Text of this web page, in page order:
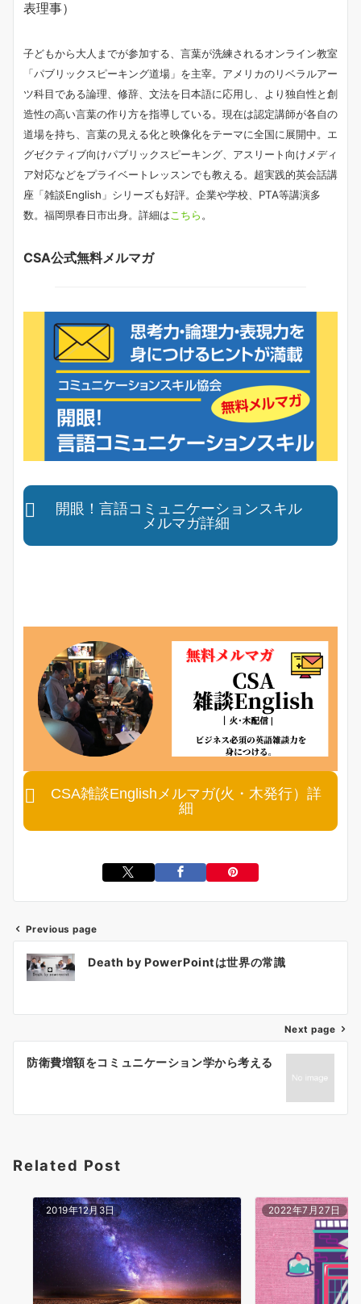
表理事）
子どもから大人までが参加する、言葉が洗練されるオンライン教室
「パブリックスピーキング道場」を主宰。アメリカのリベラルアー
ツ科目である論理、修辞、文法を日本語に応用し、より独自性と創
造性の高い言葉の作り方を指導している。現在は認定講師が各自の
道場を持ち、言葉の見える化と映像化をテーマに全国に展開中。エ
グゼクティブ向けパブリックスピーキング、アスリート向けメディ
ア対応などをプライベートレッスンでも教える。超実践的英会話講
座「雑談English」シリーズも好評。企業や学校、PTA等講演多
数。福岡県春日市出身。詳細はこちら。
CSA公式無料メルマガ
開眼！言語コミュニケーションスキル
メルマガ詳細
CSA雑談Englishメルマガ(火・木発行）詳
細
ビ
ン
Previous page
Death by PowerPointは世界の常識
Next page
防衛費増額をコミュニケーション学から考える
Related Post
2019年12月3日 2022年7月27日